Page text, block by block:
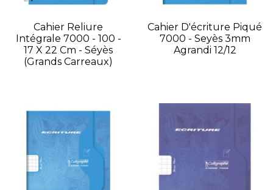
Cahier Reliure
Intégrale 7000 - 100 -
17 X 22 Cm - Séyès
(grands Carreaux)
Cahier D'écriture Piqué
7000 - Seyès 3mm
Agrandi 12/12